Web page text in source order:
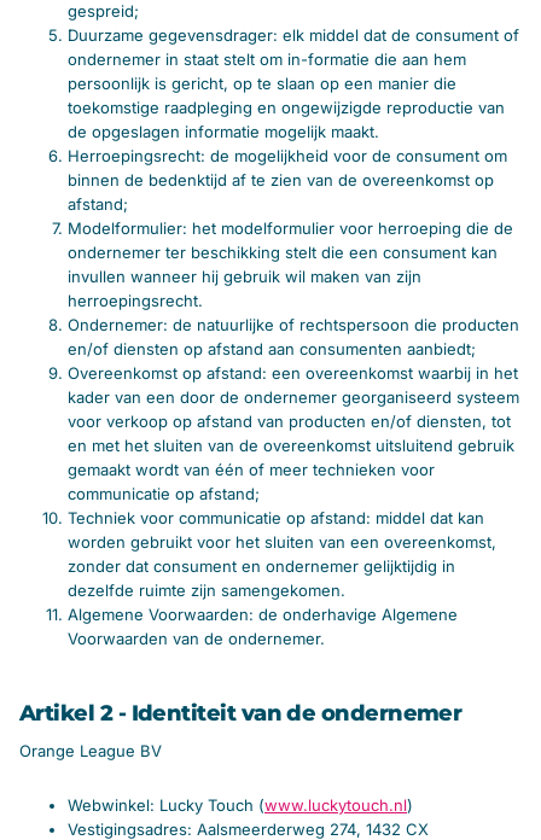
gespreid;
Duurzame gegevensdrager: elk middel dat de consument of
ondernemer in staat stelt om in-formatie die aan hem
persoonlijk is gericht, op te slaan op een manier die
toekomstige raadpleging en ongewijzigde reproductie van
de opgeslagen informatie mogelijk maakt.
Herroepingsrecht: de mogelijkheid voor de consument om
binnen de bedenktijd af te zien van de overeenkomst op
afstand;
Modelformulier: het modelformulier voor herroeping die de
ondernemer ter beschikking stelt die een consument kan
invullen wanneer hij gebruik wil maken van zijn
herroepingsrecht.
Ondernemer: de natuurlijke of rechtspersoon die producten
en/of diensten op afstand aan consumenten aanbiedt;
Overeenkomst op afstand: een overeenkomst waarbij in het
kader van een door de ondernemer georganiseerd systeem
voor verkoop op afstand van producten en/of diensten, tot
en met het sluiten van de overeenkomst uitsluitend gebruik
gemaakt wordt van één of meer technieken voor
communicatie op afstand;
Techniek voor communicatie op afstand: middel dat kan
worden gebruikt voor het sluiten van een overeenkomst,
zonder dat consument en ondernemer gelijktijdig in
dezelfde ruimte zijn samengekomen.
Algemene Voorwaarden: de onderhavige Algemene
Voorwaarden van de ondernemer.
Artikel 2 - Identiteit van de ondernemer
Orange League BV
Webwinkel: Lucky Touch (www.luckytouch.nl)
Vestigingsadres: Aalsmeerderweg 274, 1432 CX